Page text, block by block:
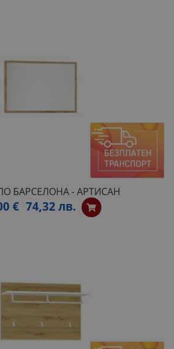
БАРСЕЛОНА - АРТИСАН
€ 74,32 лв.